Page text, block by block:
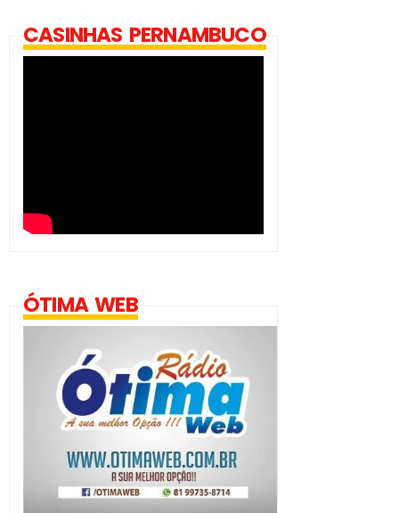
CASINHAS PERNAMBUCO
ÓTIMA WEB